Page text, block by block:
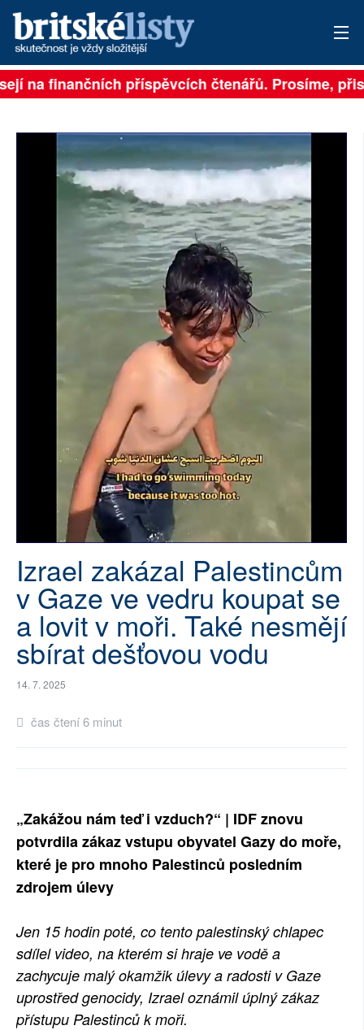
PŘIHLÁSIT
ARCHIV
ROZHOVORY
NEJČTENĚJŠÍ ZA 7 DNÍ
PŘÍSPĚVKY NA PROVOZ
SOCIÁLNÍ SÍTĚ
PLNÁ VERZE STRÁNEK
na finančních příspěvcích čtenářů. Prosíme,
Izrael zakázal Palestincům
v Gaze ve vedru koupat se
a lovit v moři. Také nesmějí
sbírat dešťovou vodu
14. 7. 2025
čas čtení 6 minut
„Zakážou nám teď i vzduch?“ | IDF znovu
potvrdila zákaz vstupu obyvatel Gazy do moře,
které je pro mnoho Palestinců posledním
zdrojem úlevy
Jen 15 hodin poté, co tento palestinský chlapec
sdílel video, na kterém si hraje ve vodě a
zachycuje malý okamžik úlevy a radosti v Gaze
uprostřed genocidy, Izrael oznámil úplný zákaz
přístupu Palestinců k moři.